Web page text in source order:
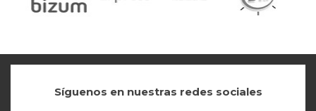
Síguenos en nuestras redes sociales